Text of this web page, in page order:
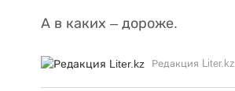
А в каких – дороже.
Редакция Liter.kz